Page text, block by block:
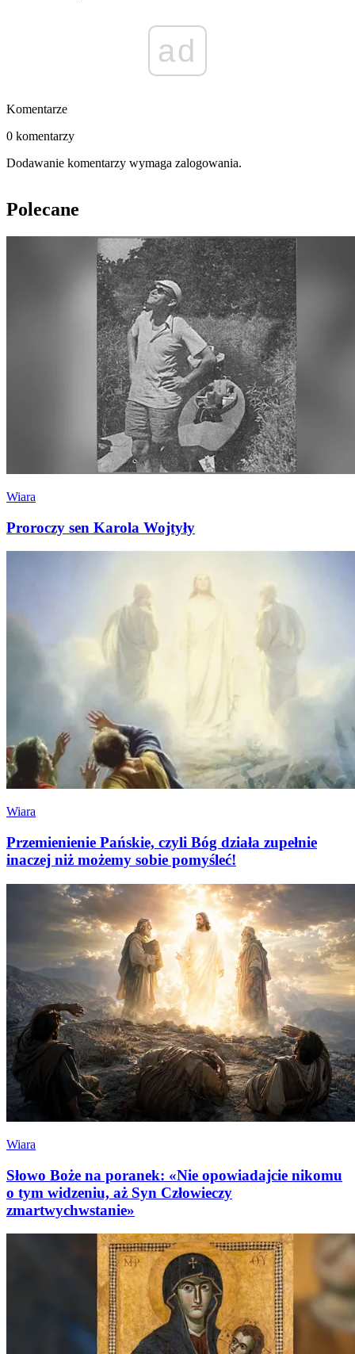
ad
Komentarze
0 komentarzy
Dodawanie komentarzy wymaga zalogowania.
Polecane
Wiara
Proroczy sen Karola Wojtyły
Wiara
Przemienienie Pańskie, czyli Bóg działa zupełnie
inaczej niż możemy sobie pomyśleć!
Wiara
Słowo Boże na poranek: «Nie opowiadajcie nikomu
o tym widzeniu, aż Syn Człowieczy
zmartwychwstanie»